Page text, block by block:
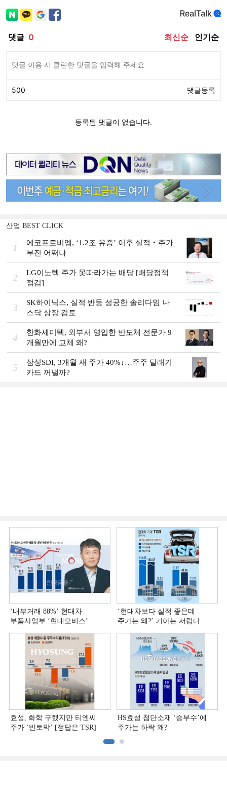
산업 BEST CLICK
1
에코프로비엠, ‘1.2조 유증’ 이후 실적‧주가
부진 어쩌나
2
LG이노텍 주가 못따라가는 배당 [배당정책
점검]
3
SK하이닉스, 실적 반등 성공한 솔리다임 나
스닥 상장 검토
4
한화세미텍, 외부서 영입한 반도체 전문가 9
개월만에 교체 왜?
5
삼성SDI, 3개월 새 주가 40%↓…주주 달래기
카드 꺼낼까?
‘내부거래 88%ʼ 현대차
부품사업부 ‘현대모비스ʼ
‘현대차보다 실적 좋은데
주가는 왜?ʼ 기아는 서럽다
효성, 화학 구했지만 티엔씨
주가 ‘반토막’ [정답은 TSR]
HS효성 첨단소재 ‘승부수’에
주가는 하락 왜?